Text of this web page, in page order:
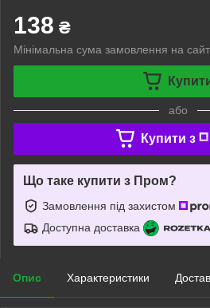
138 ₴
Мінімальна сума замовлення на
або
Купити з
Що таке купити з Пром?
Замовлення під захистом
Доступна доставка
Опис Характеристики